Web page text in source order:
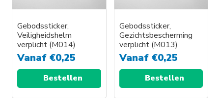
Gebodssticker,
Veiligheidshelm
verplicht (M014)
Vanaf €0,25
Bestellen
Gebodssticker,
Gezichtsbescherming
verplicht (M013)
Vanaf €0,25
Bestellen